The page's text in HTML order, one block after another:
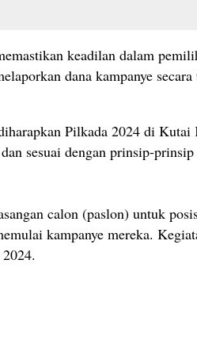
keadilan dalam
dana kampanye
Pilkada 2024 di Kutai
sesuai dengan prinsip-
calon (paslon) untuk
kampanye mereka.